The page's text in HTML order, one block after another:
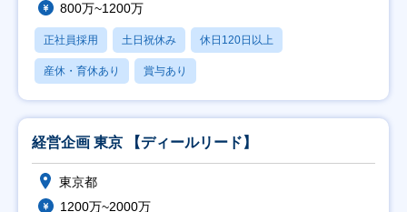
800万~1200万
正社員採用 土日祝休み 休日120日以上
産休・育休あり 賞与あり
経営企画 東京 【ディールリード】
東京都
1200万~2000万